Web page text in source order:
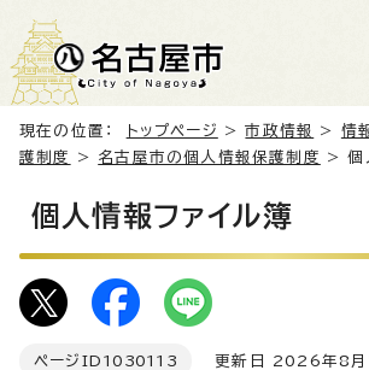
現在の位置： トップページ >市政情報 > 情
護制度
> 名古屋市の個人情報保護制度 > 個
個人情報ファイル簿
ページID 1030113 更新日 2026年8月